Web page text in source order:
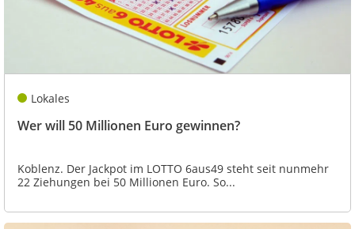
Lokales
Wer will 50 Millionen Euro gewinnen?
Koblenz. Der Jackpot im LOTTO 6aus49 steht seit nunmehr
22 Ziehungen bei 50 Millionen Euro. So...